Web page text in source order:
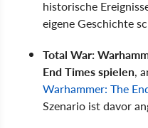
historische
eigene Geschichte
Total War:
End Times spielen,
Warhammer: The
Szenario ist davor